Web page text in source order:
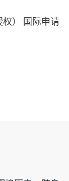
权） 国际申请